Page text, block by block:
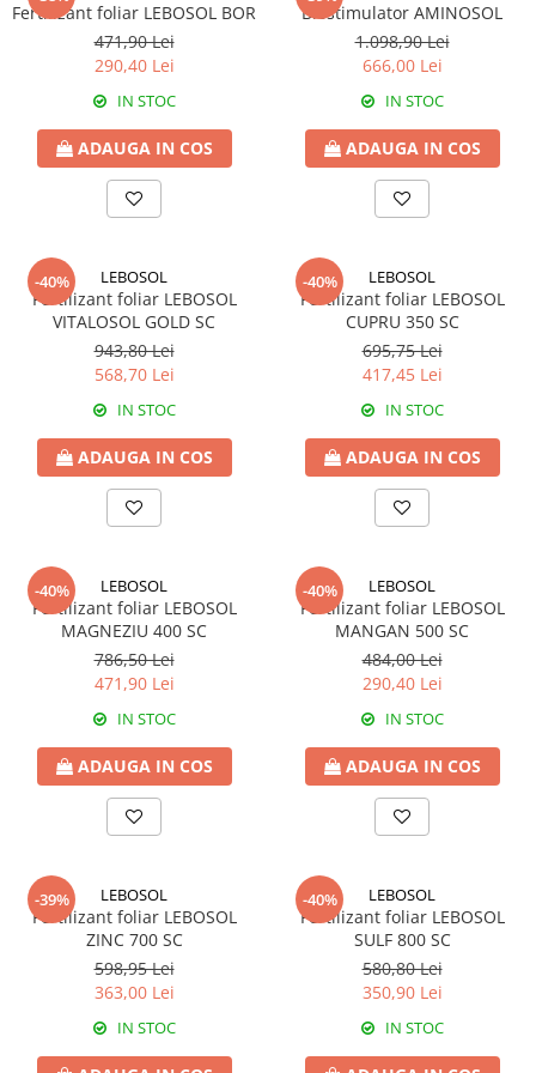
ARBUȘTI FRUCTIFERI
Acaricide
Fertilizanți foliari
Fungicide
Insecticide
Fertilizanți foliari
Dezinfectant sol
Erbicide
BOB
Fungicide
Insecticide
Fertilizanți foliari
Fertilizanți foliari
CAIS
Erbicide
Acaricide
Biostimulatori
Fertilizanți foliari
Adjuvanți
CAMELINĂ
Fungicide
CÂNEPĂ
ARDEI IUTE
Insecticide
Fertilizanți foliari
Acaricide
Biostimulatori
Fertilizanți foliari
Adjuvanți
Fungicide
Insecticide
Acaricide
Fertilizanți foliari
Fungicide
Insecticide
Biostimulatori
Fertilizanți foliari
Fungicide
Insecticide
Fertilizanți foliari
Insecticide
Insecticide
Biostimulatori
Fertilizanți foliari
CEREALE PĂIOASE
Fertilizant foliar LEBOSOL BOR
471,90 Lei
290,40 Lei
IN STOC
ADAUGA IN COS
Biostimulator AMINOSOL
1.098,90 Lei
666,00 Lei
IN STOC
ADAUGA IN COS
-40% LEBOSOL
Fertilizant foliar LEBOSOL
VITALOSOL GOLD SC
943,80 Lei
568,70 Lei
IN STOC
ADAUGA IN COS
-40% LEBOSOL
Fertilizant foliar LEBOSOL
CUPRU 350 SC
695,75 Lei
417,45 Lei
IN STOC
ADAUGA IN COS
-40% LEBOSOL
Fertilizant foliar LEBOSOL
MAGNEZIU 400 SC
786,50 Lei
471,90 Lei
IN STOC
ADAUGA IN COS
-40% LEBOSOL
Fertilizant foliar LEBOSOL
MANGAN 500 SC
484,00 Lei
290,40 Lei
IN STOC
ADAUGA IN COS
-39% LEBOSOL
Fertilizant foliar LEBOSOL
ZINC 700 SC
598,95 Lei
363,00 Lei
IN STOC
-40% LEBOSOL
Fertilizant foliar LEBOSOL
SULF 800 SC
580,80 Lei
350,90 Lei
IN STOC